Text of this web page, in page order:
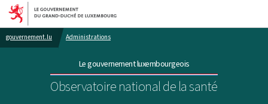
Aller au menu principal
Aller au contenu
gouvernement.lu Administrations
Le gouvernement luxembourgeois
Observatoire national de la santé